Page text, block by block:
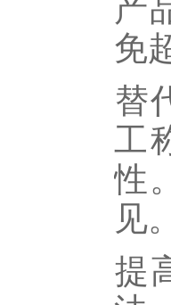
产
免
替
工
性
见‌
提